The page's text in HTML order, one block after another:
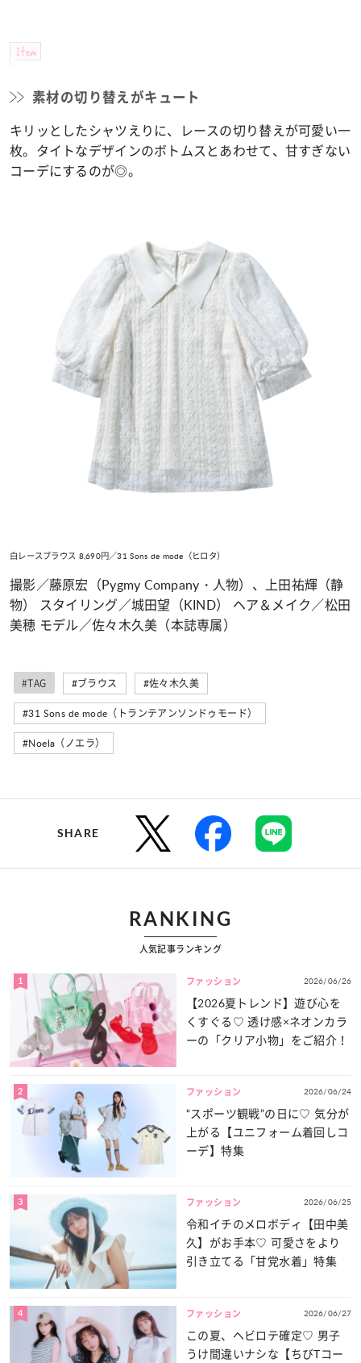
Item
素材の切り替えがキュート
キリッとしたシャツえりに、レースの切り替えが可愛い一
枚。タイトなデザインのボトムスとあわせて、甘すぎない
コーデにするのが◎。
白レースブラウス 8,690円／31 Sons de mode（ヒロタ）
撮影／藤原宏（Pygmy Company・人物）、上田祐輝（静
物） スタイリング／城田望（KIND） ヘア＆メイク／松田
美穂 モデル／佐々木久美（本誌専属）
#TAG #ブラウス #佐々木久美
#31 Sons de mode（トランテアンソンドゥモード）
#Noela（ノエラ）
SHARE
RANKING
人気記事ランキング
1 ファッション 2026/06/26
【2026夏トレンド】遊び心を
くすぐる♡ 透け感×ネオンカラ
ーの「クリア小物」をご紹介！
2 ファッション 2026/06/24
“スポーツ観戦”の日に♡ 気分が
上がる【ユニフォーム着回しコ
ーデ】特集
3 ファッション 2026/06/25
令和イチのメロボディ【田中美
久】がお手本♡ 可愛さをより
引き立てる「甘党水着」特集
4 ファッション 2026/06/27
この夏、ヘビロテ確定♡ 男子
うけ間違いナシな【ちびTコー